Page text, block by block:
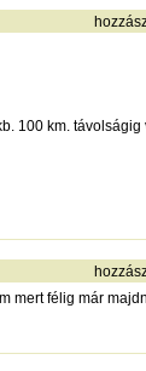
100 km.
mert félig már